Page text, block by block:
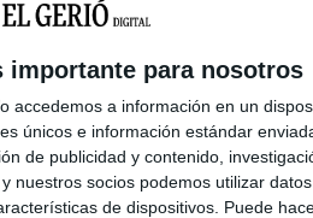
importante para nosotros
accedemos a información en un
únicos e información estándar
de publicidad y contenido,
nuestros socios podemos utilizar
de dispositivos. Puede
un
conèixer en
euros, IVA inclòs,
de l’Agència